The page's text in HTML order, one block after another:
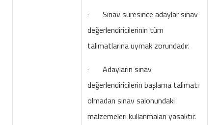
· Sınav süresince adaylar sınav
değerlendiricilerinin tüm
talimatlarına uymak zorundadır.
· Adayların sınav
değerlendiricilerin başlama talimatı
olmadan sınav salonundaki
malzemeleri kullanmaları yasaktır.